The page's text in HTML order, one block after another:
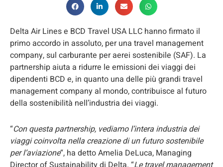
Delta Air Lines e BCD Travel USA LLC hanno firmato il
primo accordo in assoluto, per una travel management
company, sul carburante per aerei sostenibile (SAF). La
partnership aiuta a ridurre le emissioni dei viaggi dei
dipendenti BCD e, in quanto una delle più grandi travel
management company al mondo, contribuisce al futuro
della sostenibilità nell’industria dei viaggi.
“Con questa partnership, vediamo l’intera industria dei
viaggi coinvolta nella creazione di un futuro sostenibile
per l’aviazione“, ha detto Amelia DeLuca, Managing